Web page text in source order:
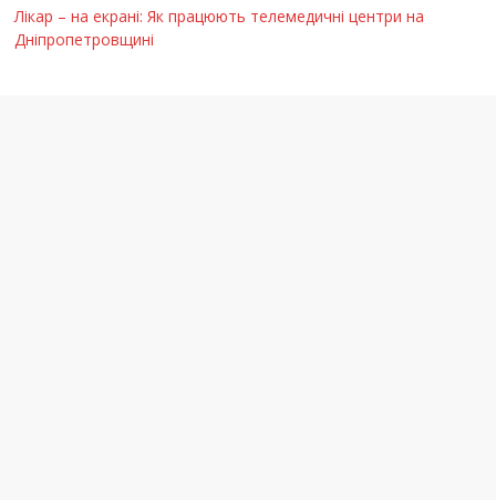
Лікар – на екрані: Як працюють телемедичні центри на
Дніпропетровщині